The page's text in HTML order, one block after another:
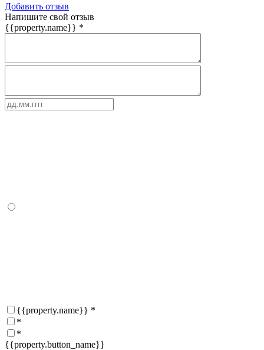
Добавить отзыв
Напишите свой отзыв
{{property.name}} *
{{property.name}} *
*
*
{{property.button_name}}